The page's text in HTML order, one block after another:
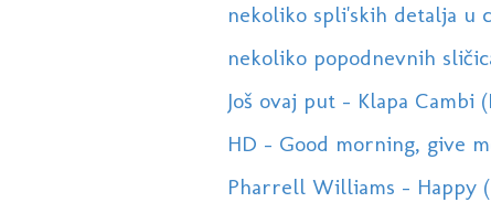
nekoliko spli'skih detalja u
nekoliko popodnevnih
Još ovaj put - Klapa Cambi
HD - Good morning, give
Pharrell Williams - Happy